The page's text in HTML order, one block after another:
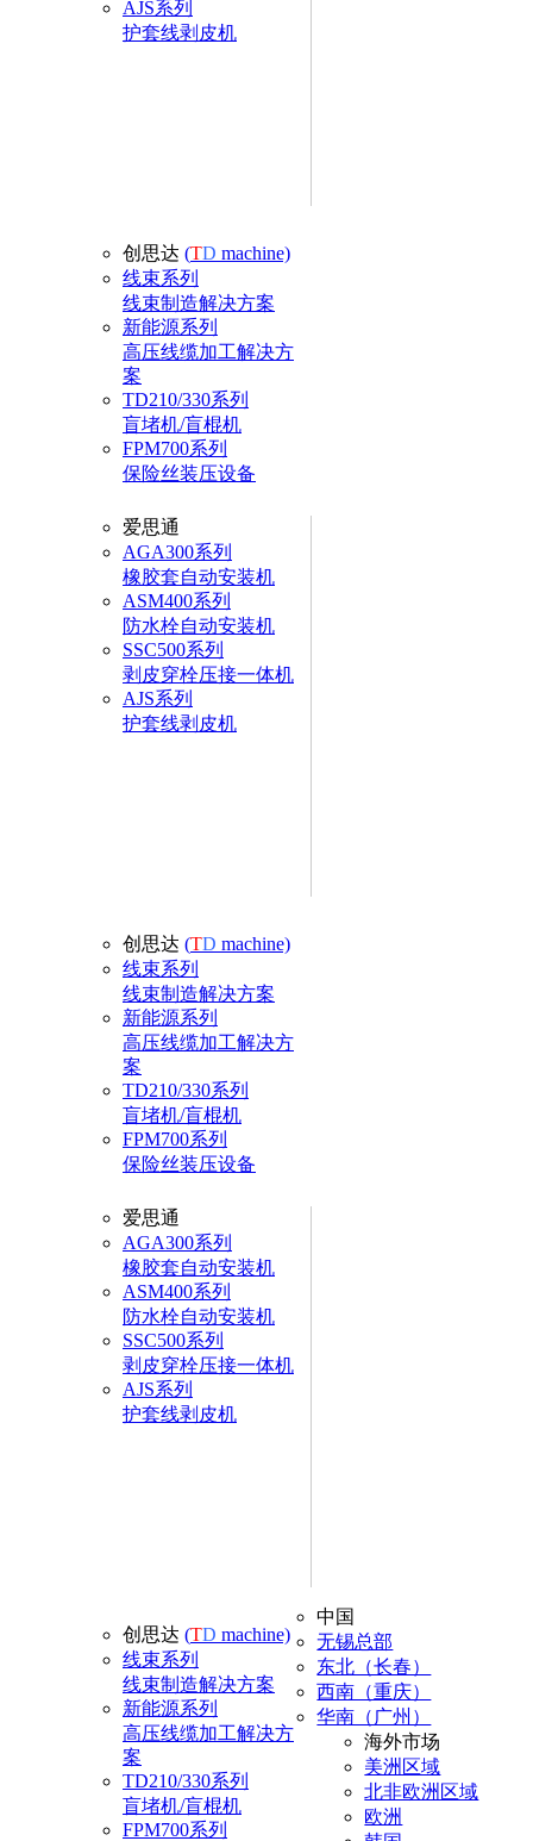
AJS系列
护套线剥皮机
创思达 (TD machine)
线束系列
线束制造解决方案
新能源系列
高压线缆加工解决方
案
TD210/330系列
盲堵机/盲棍机
FPM700系列
保险丝装压设备
爱思通
AGA300系列
橡胶套自动安装机
ASM400系列
防水栓自动安装机
SSC500系列
剥皮穿栓压接一体机
AJS系列
护套线剥皮机
创思达 (TD machine)
线束系列
线束制造解决方案
新能源系列
高压线缆加工解决方
案
TD210/330系列
盲堵机/盲棍机
FPM700系列
保险丝装压设备
爱思通
AGA300系列
橡胶套自动安装机
ASM400系列
防水栓自动安装机
SSC500系列
剥皮穿栓压接一体机
AJS系列
护套线剥皮机
创思达 (TD machine)
线束系列
线束制造解决方案
新能源系列
高压线缆加工解决方
案
TD210/330系列
盲堵机/盲棍机
FPM700系列
中国
无锡总部
东北（长春）
西南（重庆）
华南（广州）
海外市场
美洲区域
北非欧洲区域
欧洲